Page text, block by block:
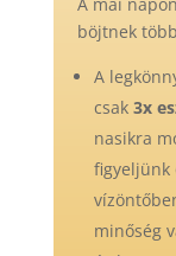
böjtnek
A
csak 3x
nasikra
figyeljünk
minőség